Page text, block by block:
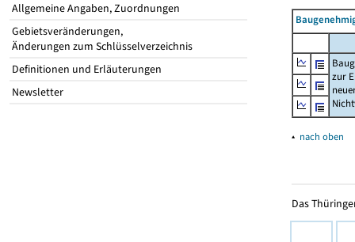
Allgemeine Angaben, Zuordnungen
Gebietsveränderungen,
Änderungen zum Schlüsselverzeichnis
Definitionen und Erläuterungen
Newsletter
zur
▴ nach oben
Das